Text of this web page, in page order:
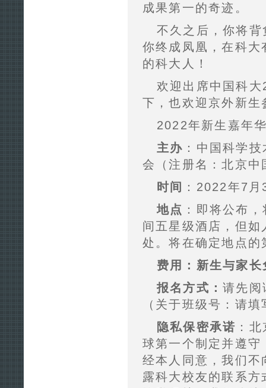
成果第一的奇迹。
不久之后，你将
你终成凤凰，在科
的科大人！
欢迎出席中国科
下，也欢迎京外新生
2022年新生嘉年
主办 ：中国科学
会（注册名：北京
时间 ：2022年7
地点 ：即将公布
间五星级酒店，但
处。将在确定地点
费用
：新生与家
报名方式：请先阅
（关于班级号：请
隐私保密承诺 ：
球第一个制定并遵
经本人同意，我们
露科大校友的联系